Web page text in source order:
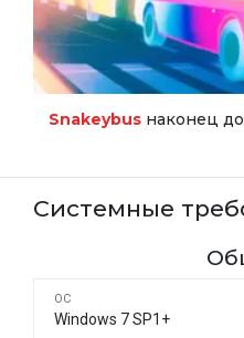
Snakeybus наконец
Системные
ОС
Windows 7 SP1+